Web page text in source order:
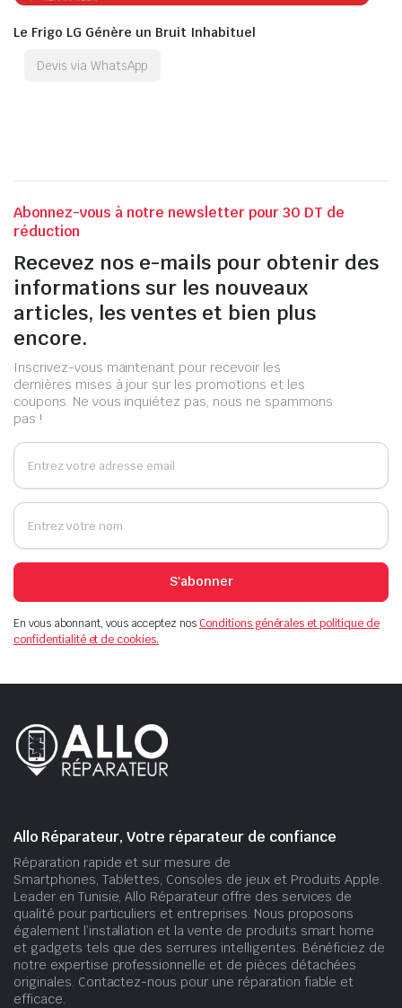
Le Frigo LG Génère un Bruit Inhabituel
Devis via WhatsApp
Abonnez-vous à notre newsletter pour 30 DT de
réduction
Recevez nos e-mails pour obtenir des
informations sur les nouveaux
articles, les ventes et bien plus
encore.
Inscrivez-vous maintenant pour recevoir les
dernières mises à jour sur les promotions et les
coupons. Ne vous inquiétez pas, nous ne spammons
pas !
S'abonner
En vous abonnant, vous acceptez nosConditions générales et politique de
confidentialité et de cookies.
Allo Réparateur, Votre réparateur de confiance
Réparation rapide et sur mesure de
Smartphones, Tablettes, Consoles de jeux et Produits Apple.
Leader en Tunisie, Allo Réparateur offre des services de
qualité pour particuliers et entreprises. Nous proposons
également l’installation et la vente de produits smart home
et gadgets tels que des serrures intelligentes. Bénéficiez de
notre expertise professionnelle et de pièces détachées
originales. Contactez-nous pour une réparation fiable et
efficace.